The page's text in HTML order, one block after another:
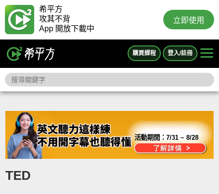
希平方
攻其不背
App 開放下載中
立即使用
購買課程 登入/註冊
活動期間：7/31 ~ 8/28
TED